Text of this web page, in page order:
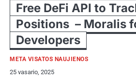
Free DeFi API to
Positions – Moralis
Developers
META VISATOS NAUJIENOS
25 vasario, 2025